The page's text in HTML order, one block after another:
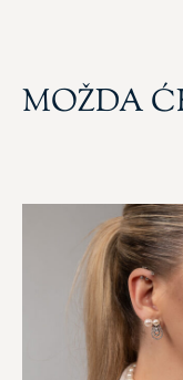
MOŽDA